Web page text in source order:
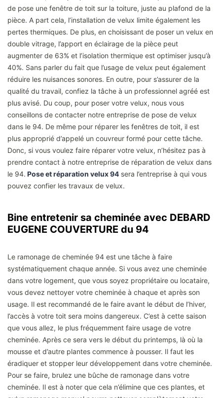
de pose une fenêtre de toit sur la toiture, juste au plafond de la
pièce. A part cela, l’installation de velux limite également les
pertes thermiques. De plus, en choisissant de poser un velux en
double vitrage, l’apport en éclairage de la pièce peut
augmenter de 63% et l’isolation thermique est optimiser jusqu’à
40%. Sans parler du fait que l’usage de velux peut également
réduire les nuisances sonores. En outre, pour s’assurer de la
qualité du travail, confiez la tâche à un professionnel agréé est
plus avisé. Du coup, pour poser votre velux, nous vous
conseillons de contacter notre entreprise de pose de velux
dans le 94. De même pour réparer les fenêtres de toit, il est
plus approprié d’appelé un couvreur formé pour cette tâche.
Donc, si vous voulez faire réparer votre velux, n’hésitez pas à
prendre contact à notre entreprise de réparation de velux dans
le 94. Pose et réparation velux 94 sera l’entreprise à qui vous
pouvez confier les travaux de velux.
Bine entretenir sa cheminée avec DEBARD
EUGENE COUVERTURE du 94
Le ramonage de cheminée 94 est une tâche à faire
systématiquement chaque année. Si vous avez une cheminée
dans votre logement, que vous soyez propriétaire ou locataire,
vous devez nettoyer votre cheminée à chaque et après son
usage. Il est recommandé de le faire avant le début de l’hiver,
l’accès à votre toit sera moins dangereux. C’est à cette saison
que vous allez, le plus fréquemment faire usage de votre
cheminée. Après ce sera vers le début du printemps, là où la
mousse et d’autre plantes commence à pousser. Il faut les
éradiquer et stopper leur développement dans votre cheminée.
Pour se faire, brulez une bûche de ramonage dans votre
cheminée. Il est à noter que cela n’élimine que ces plantes, et